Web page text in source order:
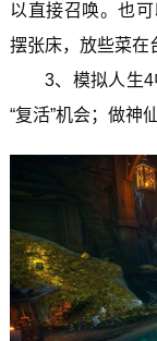
以直接召唤。也
摆张床，放些菜在
3、模拟人生
“复活”机会；做神